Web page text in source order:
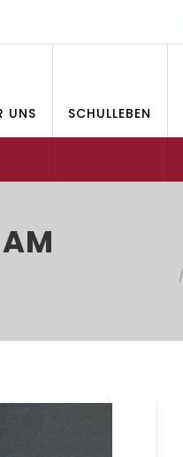
UNS SCHULLEBEN